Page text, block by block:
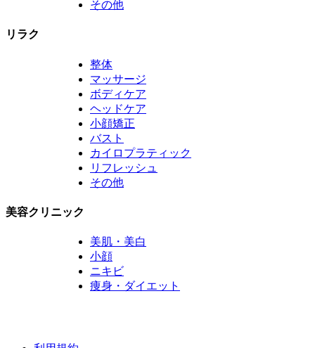
その他
リラク
整体
マッサージ
ボディケア
ヘッドケア
小顔矯正
バスト
カイロプラティック
リフレッシュ
その他
美容クリニック
美肌・美白
小顔
ニキビ
痩身・ダイエット